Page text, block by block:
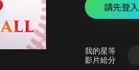
請先登入
我的星等
影片給分